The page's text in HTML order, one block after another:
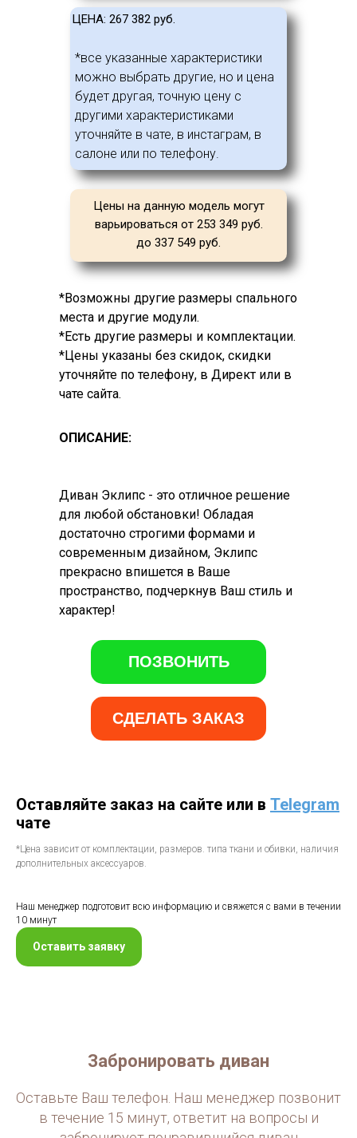
ПОЗВОНИТЬ
СДЕЛАТЬ ЗАКАЗ
ОПИСАНИЕ:
Диван Эклипс - это отличное решение
для любой обстановки! Обладая
достаточно строгими формами и
современным дизайном, Эклипс
прекрасно впишется в Ваше
пространство, подчеркнув Ваш стиль и
характер!
*все указанные характеристики
можно выбрать другие, но и цена
будет другая, точную цену с
другими характеристиками
уточняйте в чате, в инстаграм, в
салоне или по телефону.
ЦЕНА: 267 382 руб.
Цены на данную модель могут
варьироваться от 253 349 руб.
до 337 549 руб.
*Возможны другие размеры спального
места и другие модули.
*Есть другие размеры и комплектации.
*Цены указаны без скидок, скидки
уточняйте по телефону, в Директ или в
чате сайта.
Оставляйте заказ на сайте или в Telegram
чате
*Цена зависит от комплектации, размеров. типа ткани и обивки, наличия
дополнительных аксессуаров.
Наш менеджер подготовит всю информацию и свяжется с вами в течении
10 минут
Оставить заявку
Забронировать диван
Оставьте Ваш телефон. Наш менеджер позвонит
в течение 15 минут, ответит на вопросы и